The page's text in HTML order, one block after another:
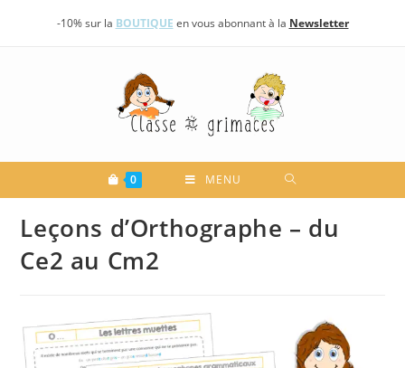
-10% sur la BOUTIQUE en vous abonnant à la Newsletter
0 MENU
Leçons d’Orthographe – du
Ce2 au Cm2